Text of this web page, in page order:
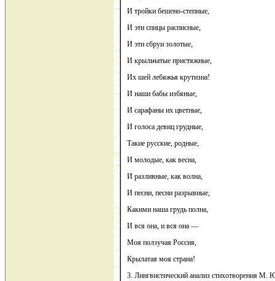
И тройки бешено-степные,
И эти спицы расписные,
И эти сбруи золотые,
И крыльчатые пристяжные,
Их шей лебяжья крутизна!
И наши бабы избяные,
И сарафаны их цветные,
И голоса девиц грудные,
Такие русские, родные,
И молодые, как весна,
И разливные, как волна,
И песни, песни разрывные,
Какими наша грудь полна,
И вся она, и вся она —
Моя ползучая Россия,
Крылатая моя страна!
3. Лингвистический анализ стихотворения М.